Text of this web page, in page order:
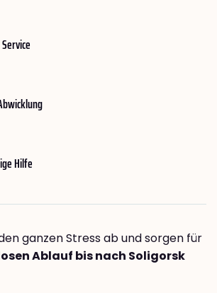
Hilfe
ganzen Stress ab und sorgen für
Ablauf bis nach Soligorsk